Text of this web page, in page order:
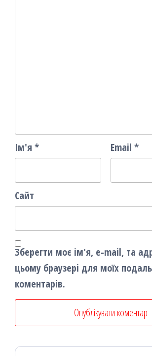
Ім'я * Email *
Сайт
Зберегти моє ім'я, e-mail, та
цьому браузері для моїх
коментарів.